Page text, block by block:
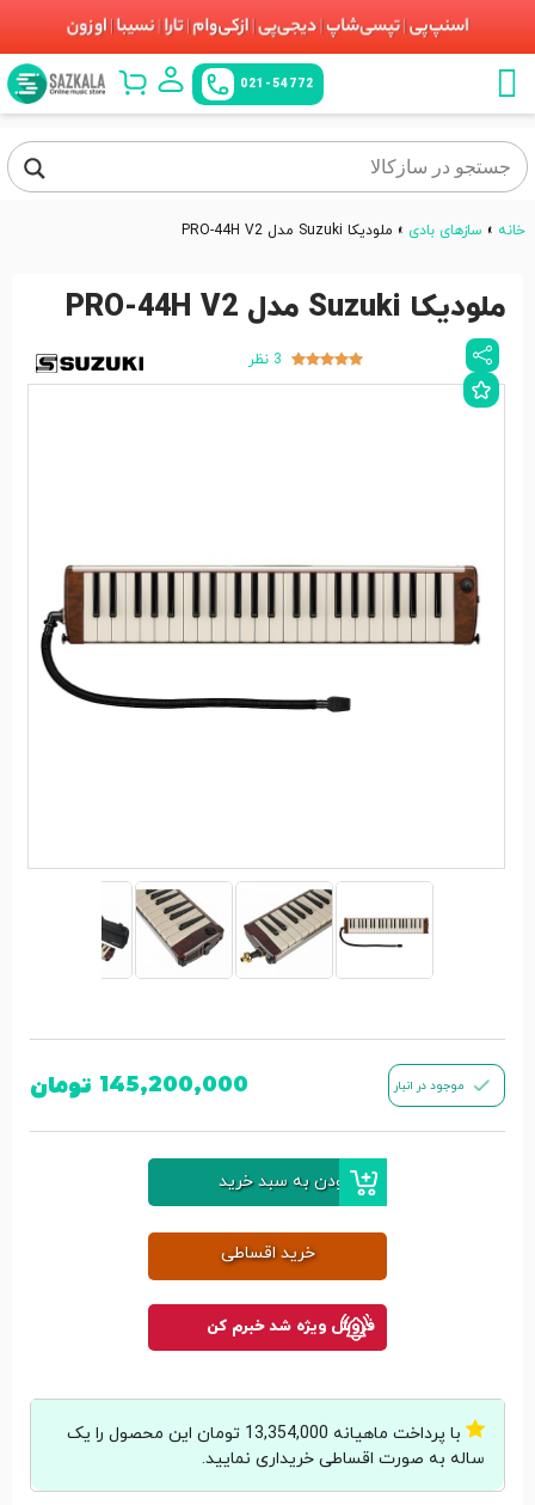
021-54772
خانه » سازهای بادی » ملودیکا Suzuki مدل PRO-44H V2
ملودیکا Suzuki مدل PRO-44H V2
145,200,000 تومان موجود در انبار
افزودن به سبد خرید
خرید اقساطی
فروش ویژه شد خبرم کن
با پرداخت ماهیانه 13,354,000 تومان این محصول را یک
ساله به صورت اقساطی خریداری نمایید.
3 نظر